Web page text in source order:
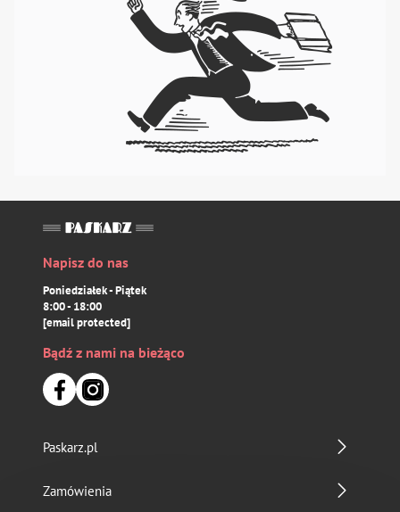
Napisz do nas
Poniedziałek - Piątek
8:00 - 18:00
[email protected]
Bądź z nami na bieżąco
Paskarz.pl
Zamówienia